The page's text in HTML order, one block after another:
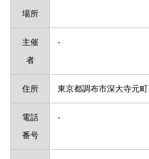
場所
主催
者
-
住所 東京都調布市深大寺元
電話
番号
-